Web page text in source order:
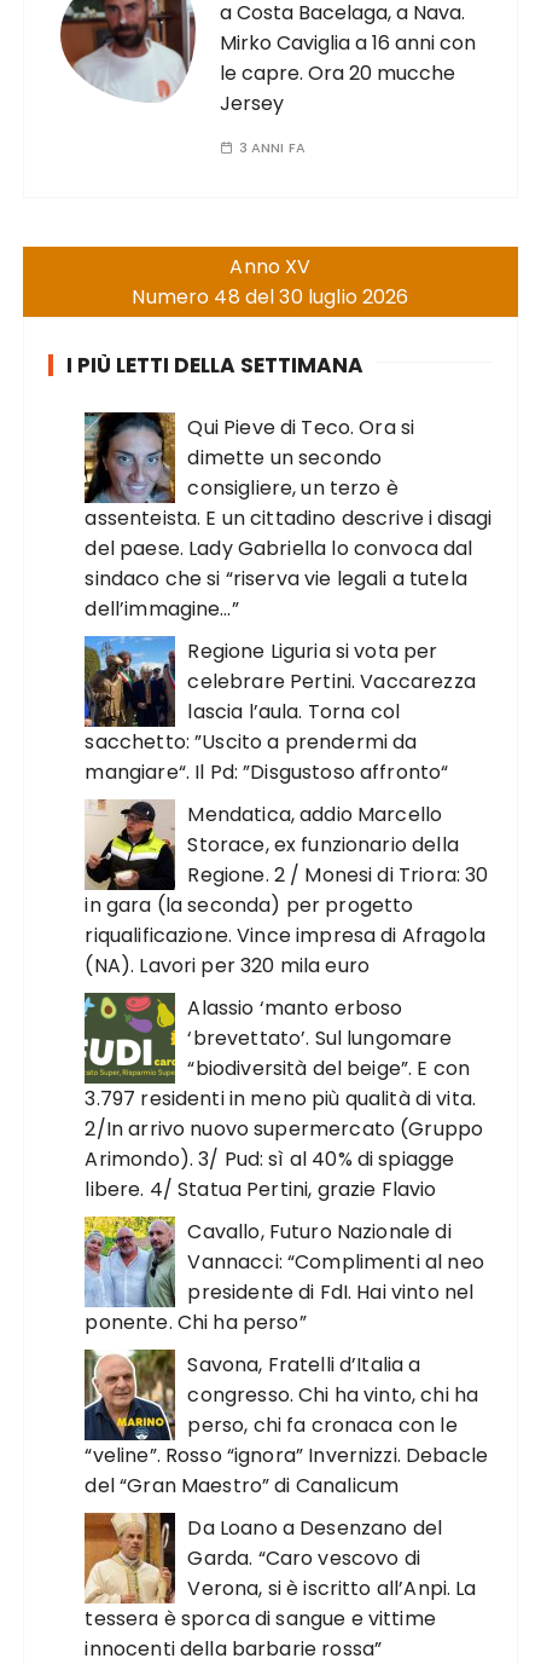
a Costa Bacelaga, a Nava.
Mirko Caviglia a 16 anni con
le capre. Ora 20 mucche
Jersey
3 ANNI FA
Anno XV
Numero 48 del 30 luglio 2026
I PIÙ LETTI DELLA SETTIMANA
Qui Pieve di Teco. Ora si
dimette un secondo
consigliere, un terzo è
assenteista. E un cittadino descrive i disagi
del paese. Lady Gabriella lo convoca dal
sindaco che si “riserva vie legali a tutela
dell’immagine…”
Regione Liguria si vota per
celebrare Pertini. Vaccarezza
lascia l’aula. Torna col
sacchetto: ”Uscito a prendermi da
mangiare“. Il Pd: ”Disgustoso affronto“
Mendatica, addio Marcello
Storace, ex funzionario della
Regione. 2 / Monesi di Triora: 30
in gara (la seconda) per progetto
riqualificazione. Vince impresa di Afragola
(NA). Lavori per 320 mila euro
Alassio ‘manto erboso
‘brevettato’. Sul lungomare
“biodiversità del beige”. E con
3.797 residenti in meno più qualità di vita.
2/In arrivo nuovo supermercato (Gruppo
Arimondo). 3/ Pud: sì al 40% di spiagge
libere. 4/ Statua Pertini, grazie Flavio
Cavallo, Futuro Nazionale di
Vannacci: “Complimenti al neo
presidente di FdI. Hai vinto nel
ponente. Chi ha perso”
Savona, Fratelli d’Italia a
congresso. Chi ha vinto, chi ha
perso, chi fa cronaca con le
“veline”. Rosso “ignora” Invernizzi. Debacle
del “Gran Maestro” di Canalicum
Da Loano a Desenzano del
Garda. “Caro vescovo di
Verona, si è iscritto all’Anpi. La
tessera è sporca di sangue e vittime
innocenti della barbarie rossa”